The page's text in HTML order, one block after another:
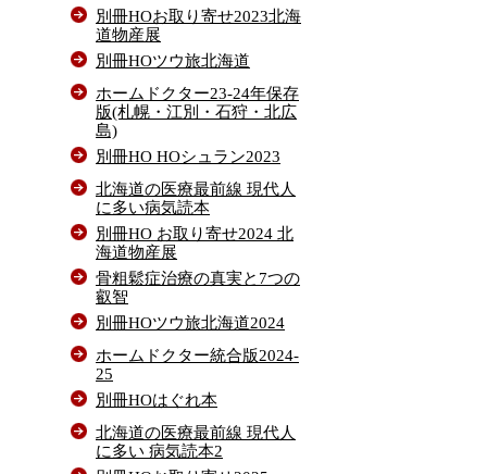
別冊HOお取り寄せ2023北海
道物産展
別冊HOツウ旅北海道
ホームドクター23-24年保存
版(札幌・江別・石狩・北広
島)
別冊HO HOシュラン2023
北海道の医療最前線 現代人
に多い病気読本
別冊HO お取り寄せ2024 北
海道物産展
骨粗鬆症治療の真実と7つの
叡智
別冊HOツウ旅北海道2024
ホームドクター統合版2024-
25
別冊HOはぐれ本
北海道の医療最前線 現代人
に多い 病気読本2